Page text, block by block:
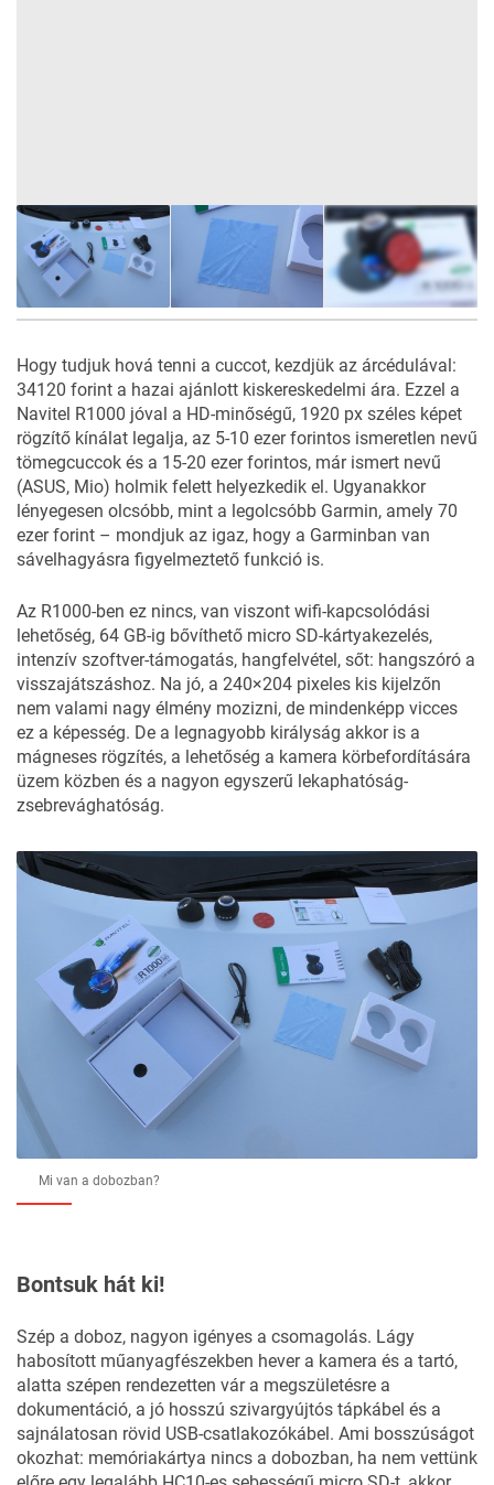
Hogy tudjuk hová tenni a cuccot, kezdjük az árcédulával:
34120 forint a hazai ajánlott kiskereskedelmi ára. Ezzel a
Navitel R1000 jóval a HD-minőségű, 1920 px széles képet
rögzítő kínálat legalja, az 5-10 ezer forintos ismeretlen nevű
tömegcuccok és a 15-20 ezer forintos, már ismert nevű
(ASUS, Mio) holmik felett helyezkedik el. Ugyanakkor
lényegesen olcsóbb, mint a legolcsóbb Garmin, amely 70
ezer forint – mondjuk az igaz, hogy a Garminban van
sávelhagyásra figyelmeztető funkció is.
Az R1000-ben ez nincs, van viszont wifi-kapcsolódási
lehetőség, 64 GB-ig bővíthető micro SD-kártyakezelés,
intenzív szoftver-támogatás, hangfelvétel, sőt: hangszóró a
visszajátszáshoz. Na jó, a 240×204 pixeles kis kijelzőn
nem valami nagy élmény mozizni, de mindenképp vicces
ez a képesség. De a legnagyobb királyság akkor is a
mágneses rögzítés, a lehetőség a kamera körbefordítására
üzem közben és a nagyon egyszerű lekaphatóság-
zsebrevághatóság.
Mi van a dobozban?
Bontsuk hát ki!
Szép a doboz, nagyon igényes a csomagolás. Lágy
habosított műanyagfészekben hever a kamera és a tartó,
alatta szépen rendezetten vár a megszületésre a
dokumentáció, a jó hosszú szivargyújtós tápkábel és a
sajnálatosan rövid USB-csatlakozókábel. Ami bosszúságot
okozhat: memóriakártya nincs a dobozban, ha nem vettünk